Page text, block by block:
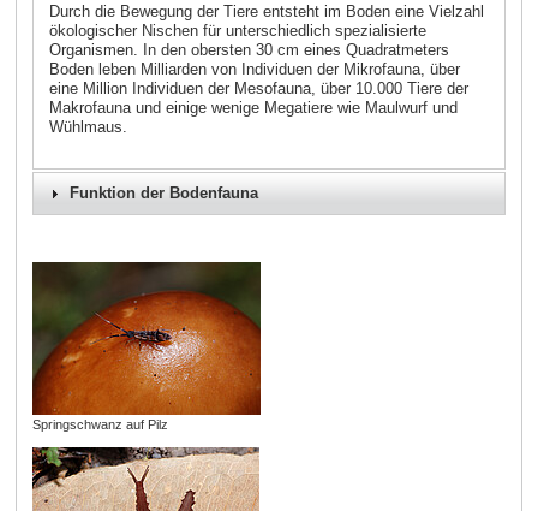
Durch die Bewegung der Tiere entsteht im Boden eine Vielzahl
ökologischer Nischen für unterschiedlich spezialisierte
Organismen. In den obersten 30 cm eines Quadratmeters
Boden leben Milliarden von Individuen der Mikrofauna, über
eine Million Individuen der Mesofauna, über 10.000 Tiere der
Makrofauna und einige wenige Megatiere wie Maulwurf und
Wühlmaus.
Funktion der Bodenfauna
Springschwanz auf Pilz